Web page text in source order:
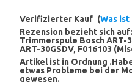
Verifizierter Kauf (Was ist
Rezension bezieht sich auf:
Trimmerspule Bosch ART-
ART-30GSDV, F016103
Artikel ist in Ordnung
etwas Probleme bei der
gewesen.